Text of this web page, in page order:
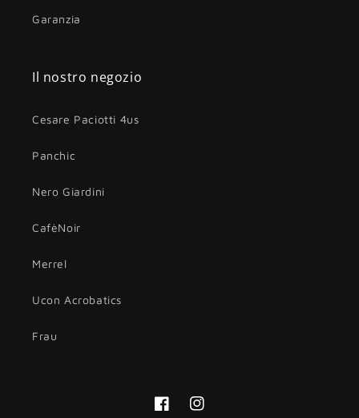
Garanzia
Il nostro negozio
Cesare Paciotti 4us
Panchic
Nero Giardini
CafèNoir
Merrel
Ucon Acrobatics
Frau
FacebookInstagram